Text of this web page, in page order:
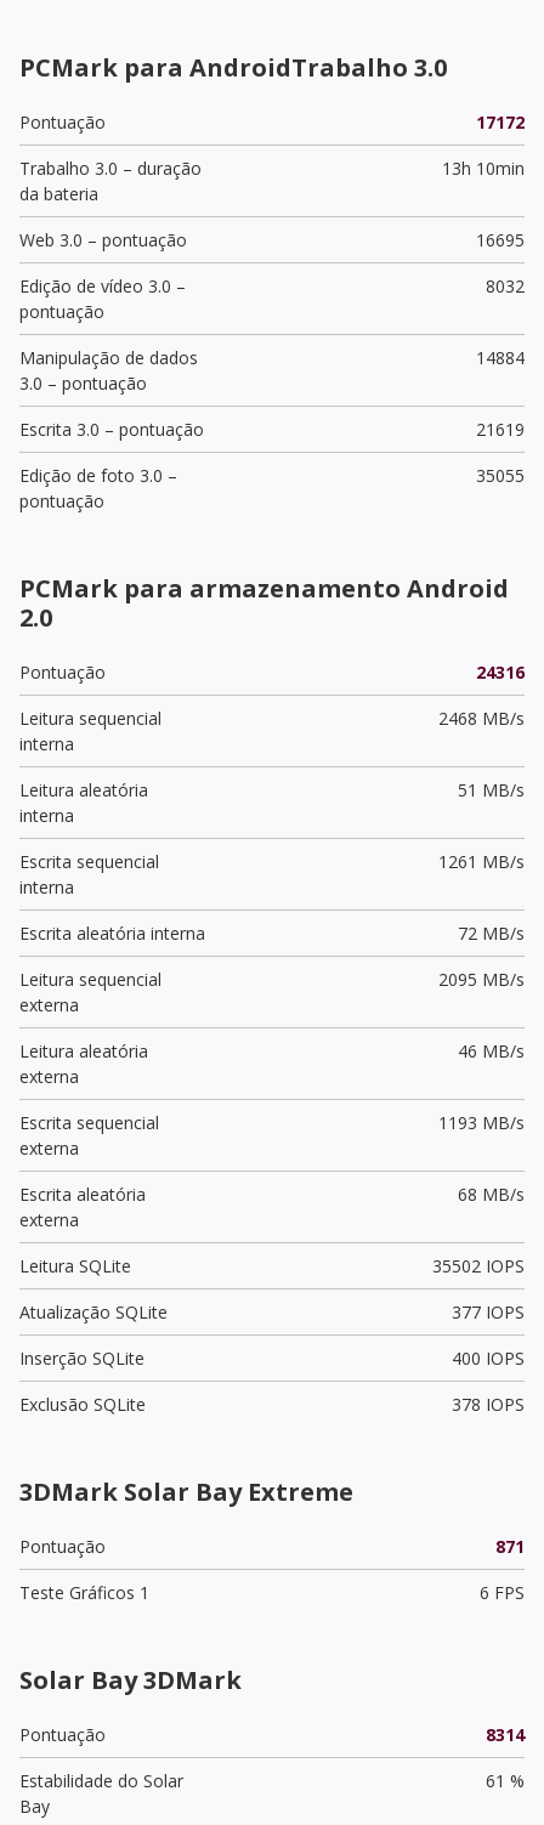
PCMark para AndroidTrabalho 3.0
Pontuação
17172
Trabalho 3.0 – duração
da bateria
13h 10min
Web 3.0 – pontuação
16695
Edição de vídeo 3.0 –
pontuação
8032
Manipulação de dados
3.0 – pontuação
14884
Escrita 3.0 – pontuação
21619
Edição de foto 3.0 –
pontuação
35055
PCMark para armazenamento Android
2.0
Pontuação
24316
Leitura sequencial
interna
2468 MB/s
Leitura aleatória
interna
51 MB/s
Escrita sequencial
interna
1261 MB/s
Escrita aleatória interna
72 MB/s
Leitura sequencial
externa
2095 MB/s
Leitura aleatória
externa
46 MB/s
Escrita sequencial
externa
1193 MB/s
Escrita aleatória
externa
68 MB/s
Leitura SQLite
35502 IOPS
Atualização SQLite
377 IOPS
Inserção SQLite
400 IOPS
Exclusão SQLite
378 IOPS
3DMark Solar Bay Extreme
Pontuação
871
Teste Gráficos 1
6 FPS
Solar Bay 3DMark
Pontuação
8314
Estabilidade do Solar
Bay
61 %